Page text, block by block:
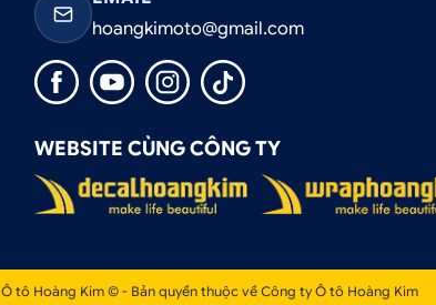
hoangkimoto@gmail.com
WEBSITE CÙNG CÔNG TY
Ô tô Hoàng Kim © - Bản quyền thuộc về Công ty Ô tô Hoàng Kim